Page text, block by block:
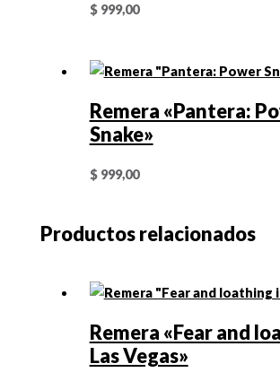
$999,00
Remera «Pantera:
Snake»
$999,00
Productos relacionados
Remera «Fear and
Las Vegas»